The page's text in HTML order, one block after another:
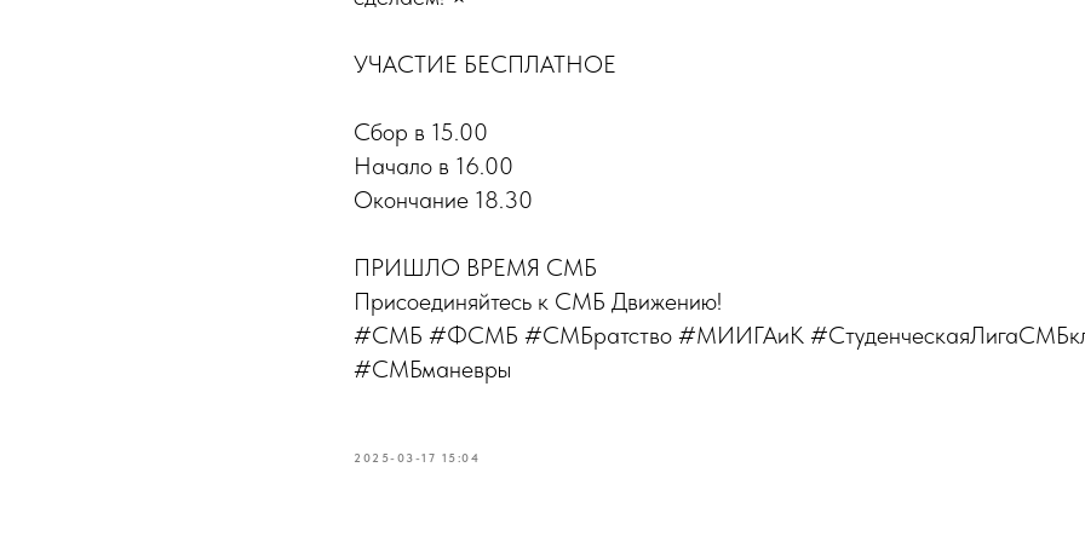
УЧАСТИЕ БЕСПЛАТНОЕ
Сбор в 15.00
Начало в 16.00
Окончание 18.30
ПРИШЛО ВРЕМЯ СМБ
Присоединяйтесь к СМБ Движению!
#СМБ #ФСМБ #СМБратство #МИИГАиК
#СМБманевры
2025-03-17 15:04